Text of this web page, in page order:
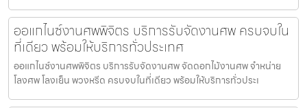
ออแกไนซ์งานศพพิจิตร บริการรับจัดงานศพ ครบจบใน
ที่เดียว พร้อมให้บริการทั่วประเทศ
ออแกไนซ์งานศพพิจิตร บริการรับจัดงานศพ จัดดอกไม้งานศพ จำหน่าย
โลงศพ โลงเย็น พวงหรีด ครบจบในที่เดียว พร้อมให้บริการทั่วประเ